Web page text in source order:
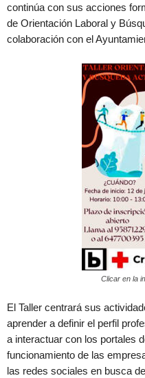
continúa con sus acciones
de Orientación Laboral y
colaboración con el
Clicar en la
El Taller centrará sus
aprender a definir el perfil
a interactuar con los portales
funcionamiento de las
las redes sociales en busca